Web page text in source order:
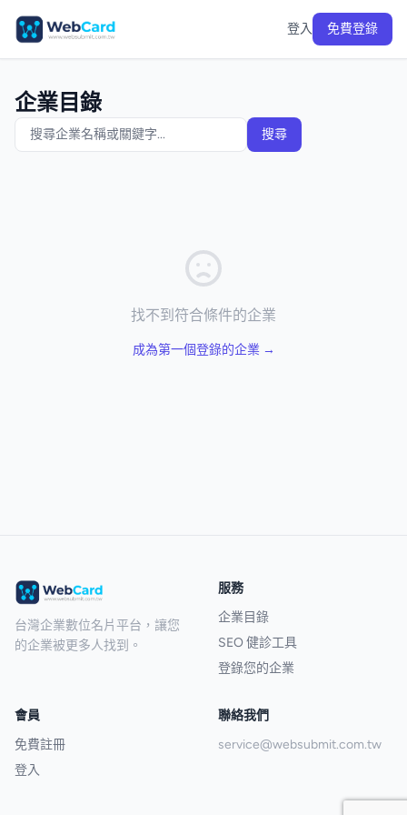
登入 免費登錄
企業目錄
搜尋
找不到符合條件的企業
成為第一個登錄的企業 →
台灣企業數位名片平台，讓您
的企業被更多人找到。
服務
企業目錄
SEO 健診工具
登錄您的企業
會員
免費註冊
登入
聯絡我們
service@websubmit.com.tw